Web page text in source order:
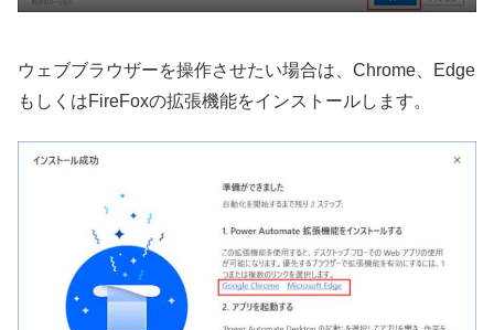
ウェブブラウザーを操作させたい場合は、Chrome、Edge
もしくはFireFoxの拡張機能をインストールします。